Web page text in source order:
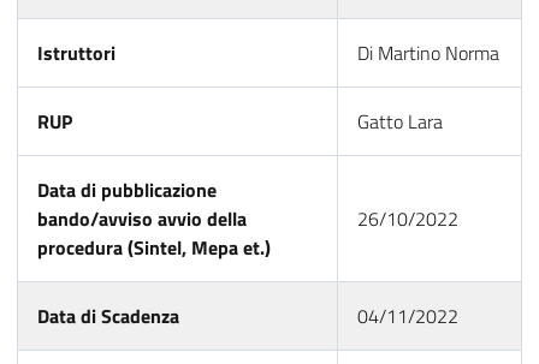
Istruttori Di Martino Norma
RUP Gatto Lara
Data di pubblicazione
bando/avviso avvio della
procedura (Sintel, Mepa et.)
26/10/2022
Data di Scadenza 04/11/2022